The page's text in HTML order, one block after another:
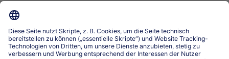
Service
Über bofrost*